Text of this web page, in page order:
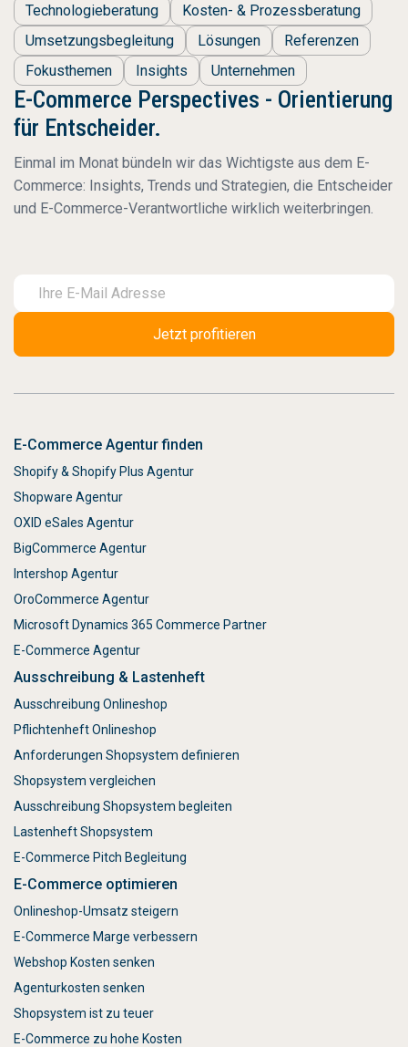
Technologieberatung
Kosten- & Prozessberatung
Umsetzungsbegleitung
Lösungen
Referenzen
Fokusthemen
Insights Unternehmen
E-Commerce Perspectives - Orientierung
für Entscheider.
Einmal im Monat bündeln wir das Wichtigste aus dem E-
Commerce: Insights, Trends und Strategien, die Entscheider
und E-Commerce-Verantwortliche wirklich weiterbringen.
E-Commerce Agentur finden
Shopify & Shopify Plus Agentur
Shopware Agentur
OXID eSales Agentur
BigCommerce Agentur
Intershop Agentur
OroCommerce Agentur
Microsoft Dynamics 365 Commerce Partner
E-Commerce Agentur
Ausschreibung & Lastenheft
Ausschreibung Onlineshop
Pflichtenheft Onlineshop
Anforderungen Shopsystem definieren
Shopsystem vergleichen
Ausschreibung Shopsystem begleiten
Lastenheft Shopsystem
E-Commerce Pitch Begleitung
E-Commerce optimieren
Onlineshop-Umsatz steigern
E-Commerce Marge verbessern
Webshop Kosten senken
Agenturkosten senken
Shopsystem ist zu teuer
E-Commerce zu hohe Kosten